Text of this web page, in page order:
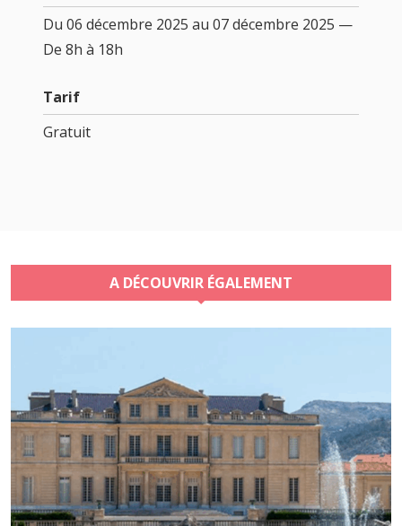
Du 06 décembre 2025 au 07 décembre 2025 —
De 8h à 18h
Tarif
Gratuit
A DÉCOUVRIR ÉGALEMENT